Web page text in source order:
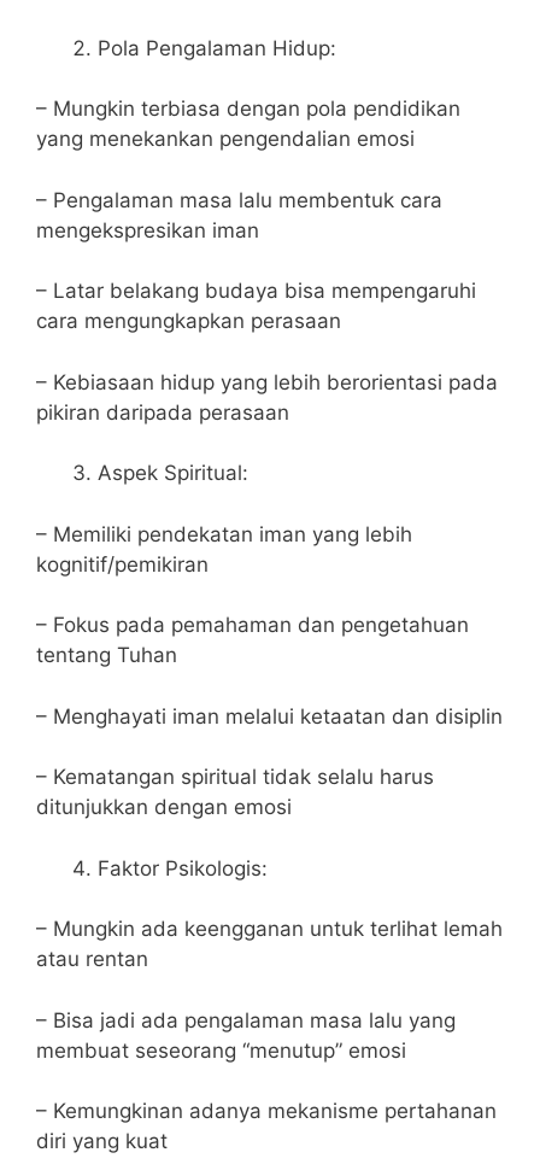
Pola Pengalaman Hidup:
– Mungkin terbiasa dengan pola pendidikan
yang menekankan pengendalian emosi
– Pengalaman masa lalu membentuk cara
mengekspresikan iman
– Latar belakang budaya bisa mempengaruhi
cara mengungkapkan perasaan
– Kebiasaan hidup yang lebih berorientasi pada
pikiran daripada perasaan
Aspek Spiritual:
– Memiliki pendekatan iman yang lebih
kognitif/pemikiran
– Fokus pada pemahaman dan pengetahuan
tentang Tuhan
– Menghayati iman melalui ketaatan dan disiplin
– Kematangan spiritual tidak selalu harus
ditunjukkan dengan emosi
Faktor Psikologis:
– Mungkin ada keengganan untuk terlihat lemah
atau rentan
– Bisa jadi ada pengalaman masa lalu yang
membuat seseorang “menutup” emosi
– Kemungkinan adanya mekanisme pertahanan
diri yang kuat